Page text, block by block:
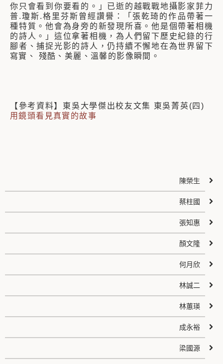
你只會看到你要看的。」已逝的越戰戰地攝影家菲力
普.瓊斯.格里芬斯曾經讚譽：「張乾琦的作品帶著一
種特質。他會為身旁的新發現所喜。他是個帶著相機
的詩人。」這位拿著相機，為人們留下歷史紀錄的行
腳者、捕捉光影的詩人，仍持續不懈地在為世界留下
寫實、 殘酷、美麗、溫馨的影像瞬間。
【參考資料】東吳大學傑出校友文集 東吳菁英(四)
用鏡頭看見真實的故事
陳榮生
蔡柱國
張知惠
顏文隆
何月欣
林誠二
林蕙瑛
成永裕
梁國源